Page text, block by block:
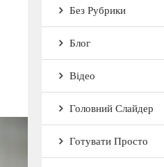
Без Рубрики
Блог
Відео
Головний Слайдер
Готувати Просто